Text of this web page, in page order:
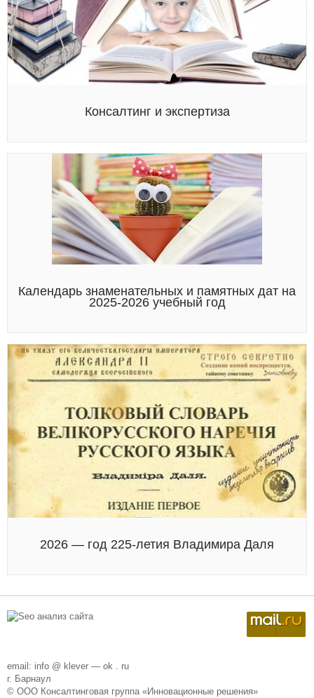
Консалтинг и экспертиза
Календарь знаменательных и памятных дат на
2025-2026 учебный год
2026 — год 225-летия Владимира Даля
email: info @ klever — ok . ru
г. Барнаул
© ООО Консалтинговая группа «Инновационные решения»